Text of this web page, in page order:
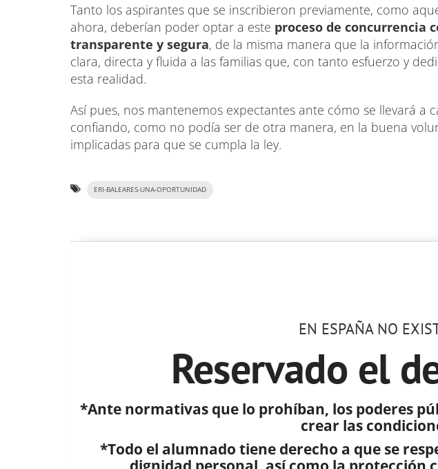
Tanto los aspirantes que se inscribieron previamente, como
ahora, deberían poder optar a este proceso de concurrencia
transparente y segura, de la misma manera que la
clara, directa y fluida a las familias que, con tanto esfuerzo y
esta realidad.
Así pues, nos mantenemos expectantes ante cómo se llevará a
confiando, como no podía ser de otra manera, en la buena
implicadas para que se cumpla la ley.
ERI-BALEARES-UNA-OPORTUNIDAD
EN ESPAÑA NO
Reservado el
*Ante normativas que lo prohíban, los poderes
crear las
*Todo el alumnado tiene derecho a que se